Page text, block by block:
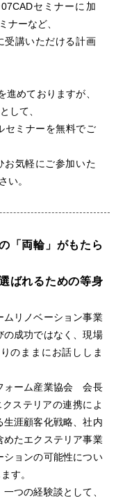
セミナーに加
ナーなど、
受講いただける計画
めておりますが、
して、
セミナーを無料でご
お気軽にご参加いた
い。
「両輪」がもたら
ばれるための等身
ムリノベーション事業
の成功ではなく、現場
のままにお話ししま
ォーム産業協会 会長
ステリアの連携によ
涯顧客化戦略、社内
たエクステリア事業
ョンの可能性につい
す。
つの経験談として、